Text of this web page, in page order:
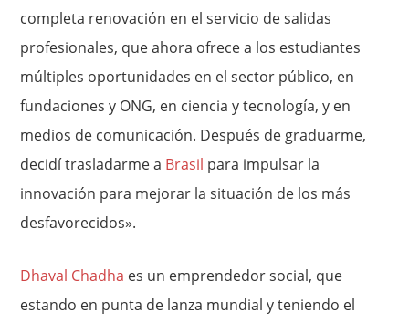
completa renovación en el servicio de salidas
profesionales, que ahora ofrece a los estudiantes
múltiples oportunidades en el sector público, en
fundaciones y ONG, en ciencia y tecnología, y en
medios de comunicación. Después de graduarme,
decidí trasladarme a Brasil para impulsar la
innovación para mejorar la situación de los más
desfavorecidos».
Dhaval Chadhaes un emprendedor social, que
estando en punta de lanza mundial y teniendo el